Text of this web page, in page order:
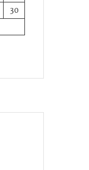
30